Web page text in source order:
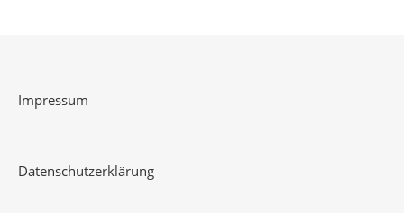
Impressum
Datenschutzerklärung